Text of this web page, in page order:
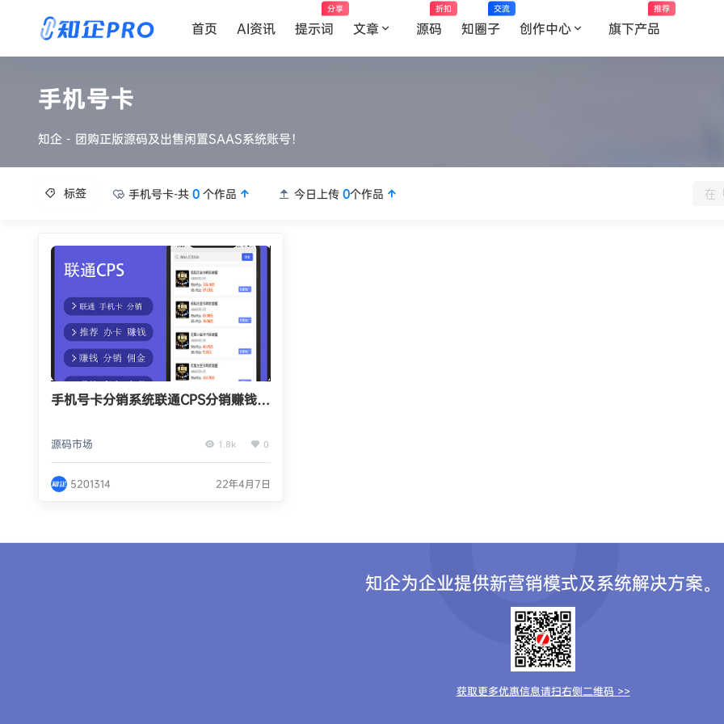
首页 AI资讯 提示词
分享
文章 源码
折扣
知圈子
交流
创作中心 旗下产品
推荐
手机号卡
知企 - 团购正版源码及出售闲置SAAS系统账号！
标签 手机号卡-共 0 个作品 今日上传 0个作品
手机号卡分销系统联通CPS分销赚钱推
源码市场 1.8k 0
5201314 22年4月7日
知企为企业提供新营销模式及系统解决方案。
获取更多优惠信息请扫右侧二维码 >>